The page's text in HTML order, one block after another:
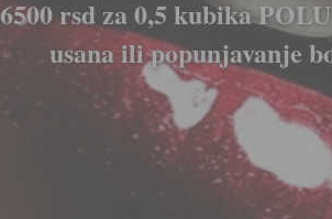
LIPOLIZA IGLICAMA -
topljenje masnih naslaga